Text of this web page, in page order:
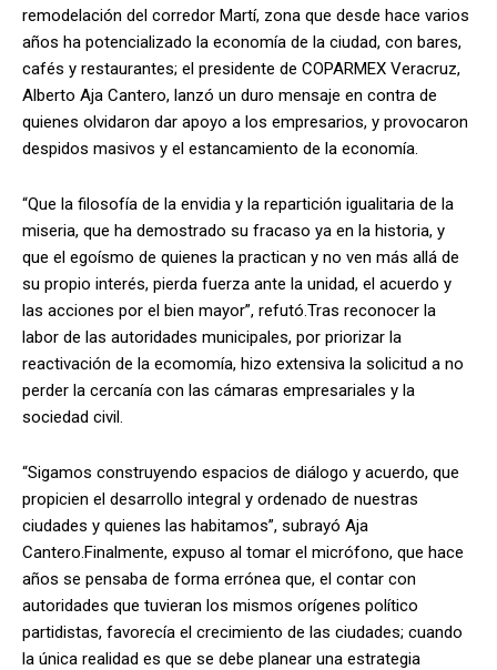
remodelación del corredor Martí, zona que desde hace varios
años ha potencializado la economía de la ciudad, con bares,
cafés y restaurantes; el presidente de COPARMEX Veracruz,
Alberto Aja Cantero, lanzó un duro mensaje en contra de
quienes olvidaron dar apoyo a los empresarios, y provocaron
despidos masivos y el estancamiento de la economía.
“Que la filosofía de la envidia y la repartición igualitaria de la
miseria, que ha demostrado su fracaso ya en la historia, y
que el egoísmo de quienes la practican y no ven más allá de
su propio interés, pierda fuerza ante la unidad, el acuerdo y
las acciones por el bien mayor”, refutó.Tras reconocer la
labor de las autoridades municipales, por priorizar la
reactivación de la ecomomía, hizo extensiva la solicitud a no
perder la cercanía con las cámaras empresariales y la
sociedad civil.
“Sigamos construyendo espacios de diálogo y acuerdo, que
propicien el desarrollo integral y ordenado de nuestras
ciudades y quienes las habitamos”, subrayó Aja
Cantero.Finalmente, expuso al tomar el micrófono, que hace
años se pensaba de forma errónea que, el contar con
autoridades que tuvieran los mismos orígenes político
partidistas, favorecía el crecimiento de las ciudades; cuando
la única realidad es que se debe planear una estrategia